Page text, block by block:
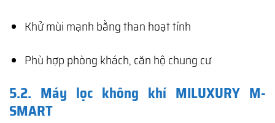
Khử mùi mạnh bằng than hoạt tính
Phù hợp phòng khách, căn hộ chung cư
5.2. Máy lọc không khí MILUXURY M-
SMART